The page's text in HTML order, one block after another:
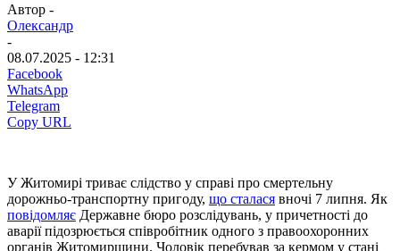
Автор -
Олександр
-
08.07.2025 - 12:31
Facebook
WhatsApp
Telegram
Copy URL
У Житомирі триває слідство у справі про смертельну
дорожньо-транспортну пригоду, що сталася вночі 7 липня. Як
повідомляє Державне бюро розслідувань, у причетності до
аварії підозрюється співробітник одного з правоохоронних
органів Житомирщини. Чоловік перебував за кермом у стані